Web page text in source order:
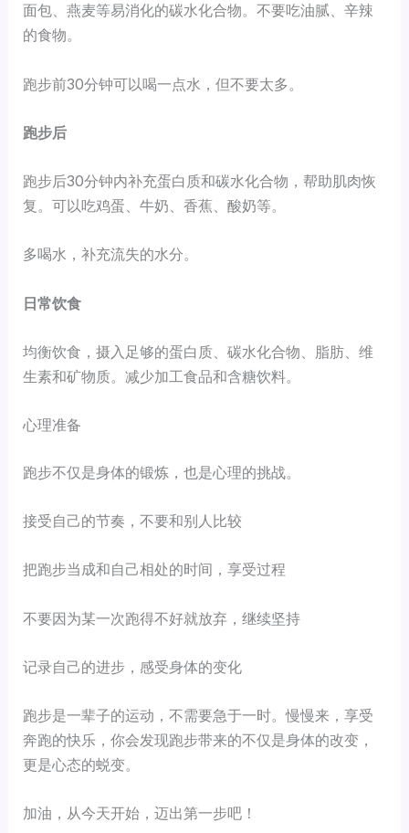
面包、燕麦等易消化的碳水化合物。不要吃油腻、辛辣
的食物。
跑步前30分钟可以喝一点水，但不要太多。
跑步后
跑步后30分钟内补充蛋白质和碳水化合物，帮助肌肉恢
复。可以吃鸡蛋、牛奶、香蕉、酸奶等。
多喝水，补充流失的水分。
日常饮食
均衡饮食，摄入足够的蛋白质、碳水化合物、脂肪、维
生素和矿物质。减少加工食品和含糖饮料。
心理准备
跑步不仅是身体的锻炼，也是心理的挑战。
接受自己的节奏，不要和别人比较
把跑步当成和自己相处的时间，享受过程
不要因为某一次跑得不好就放弃，继续坚持
记录自己的进步，感受身体的变化
跑步是一辈子的运动，不需要急于一时。慢慢来，享受
奔跑的快乐，你会发现跑步带来的不仅是身体的改变，
更是心态的蜕变。
加油，从今天开始，迈出第一步吧！